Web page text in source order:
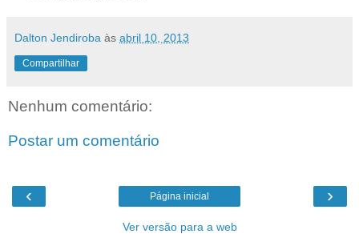
Dalton Jendiroba às abril 10, 2013
Compartilhar
Nenhum comentário:
Postar um comentário
‹ ›
Página inicial
Ver versão para a web